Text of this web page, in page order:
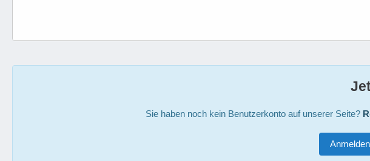
Sie haben noch kein Benutzerkonto auf unserer Seite?
Anmelden